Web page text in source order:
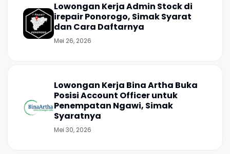
Lowongan Kerja Admin Stock di
irepair Ponorogo, Simak Syarat
dan Cara Daftarnya
Mei 26, 2026
Lowongan Kerja Bina Artha Buka
Posisi Account Officer untuk
Penempatan Ngawi, Simak
Syaratnya
Mei 30, 2026